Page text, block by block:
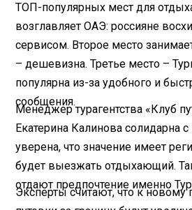
ТОП-популярных мест для
возглавляет ОАЭ: россияне
сервисом. Второе место
– дешевизна. Третье место –
популярна из-за удобного и
сообщения.
Менеджер турагентства «Клуб
Екатерина Калинова солидарна
уверена, что значение имеет
будет выезжать отдыхающий.
отдают предпочтение именно
Эксперты считают, что к новому